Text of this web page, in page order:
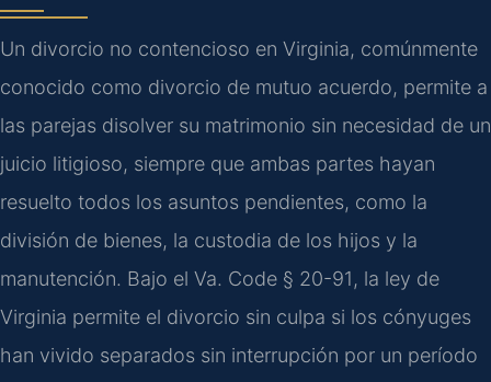
Un divorcio no contencioso en Virginia, comúnmente
conocido como divorcio de mutuo acuerdo, permite a
las parejas disolver su matrimonio sin necesidad de un
juicio litigioso, siempre que ambas partes hayan
resuelto todos los asuntos pendientes, como la
división de bienes, la custodia de los hijos y la
manutención. Bajo el Va. Code § 20-91, la ley de
Virginia permite el divorcio sin culpa si los cónyuges
han vivido separados sin interrupción por un período